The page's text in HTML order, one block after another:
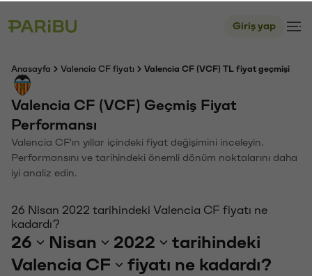
Giriş yap
Anasayfa Valencia CF fiyatı Valencia CF (VCF) TL fiyat geçmişi
Valencia CF (VCF) Geçmiş Fiyat
Performansı
Valencia CF'ın yıllar içindeki fiyat değişimini inceleyin.
Performansını ve tarihindeki önemli dönüm noktalarını daha
iyi analiz edin.
26 Nisan 2022 tarihindeki Valencia CF fiyatı ne
kadardı?
26 Nisan 2022
tarihindeki
Valencia CF
fiyatı ne kadardı?